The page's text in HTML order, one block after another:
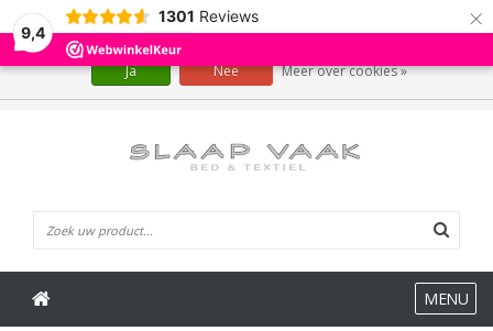
9,4
1301 Reviews ×
MENU
Wij slaan cookies op om onze website te verbeteren. Is dat akkoord?
Ja Nee Meer over cookies »